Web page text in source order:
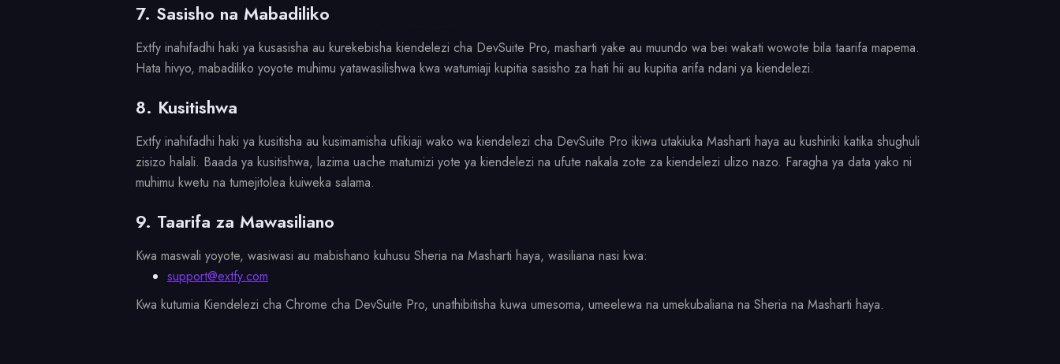
7. Sasisho na Mabadiliko
Extfy inahifadhi haki ya kusasisha au kurekebisha kiendelezi cha DevSuite Pro, masharti yake au muundo wa bei wakati wowote bila taarifa mapema.
Hata hivyo, mabadiliko yoyote muhimu yatawasilishwa kwa watumiaji kupitia sasisho za hati hii au kupitia arifa ndani ya kiendelezi.
8. Kusitishwa
Extfy inahifadhi haki ya kusitisha au kusimamisha ufikiaji wako wa kiendelezi cha DevSuite Pro ikiwa utakiuka Masharti haya au kushiriki katika shughuli
zisizo halali. Baada ya kusitishwa, lazima uache matumizi yote ya kiendelezi na ufute nakala zote za kiendelezi ulizo nazo. Faragha ya data yako ni
muhimu kwetu na tumejitolea kuiweka salama.
9. Taarifa za Mawasiliano
Kwa maswali yoyote, wasiwasi au mabishano kuhusu Sheria na Masharti haya, wasiliana nasi kwa:
support@extfy.com
Kwa kutumia Kiendelezi cha Chrome cha DevSuite Pro, unathibitisha kuwa umesoma, umeelewa na umekubaliana na Sheria na Masharti haya.